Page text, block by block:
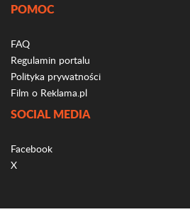
POMOC
FAQ
Regulamin portalu
Polityka prywatności
Film o Reklama.pl
SOCIAL MEDIA
Facebook
X